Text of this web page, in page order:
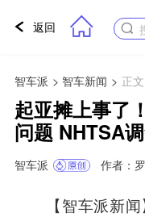
返回
智车派 > 智车新闻 > 正文
起亚摊上事了
问题 NHTSA
智车派 作者：
【智车派新闻